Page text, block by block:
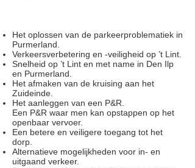
Het oplossen van de parkeerproblematiek in
Purmerland.
Verkeersverbetering en -veiligheid op ’t Lint.
Snelheid op ’t Lint en met name in Den Ilp
en Purmerland.
Het afmaken van de kruising aan het
Zuideinde.
Het aanleggen van een P&R.
Een P&R waar men kan opstappen op het
openbaar vervoer.
Een betere en veiligere toegang tot het
dorp.
Alternatieve mogelijkheden voor in- en
uitgaand verkeer.